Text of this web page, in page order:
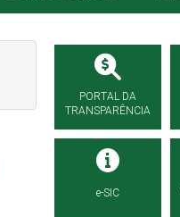
PORTAL DA
TRANSPARÊNCIA
e-SIC